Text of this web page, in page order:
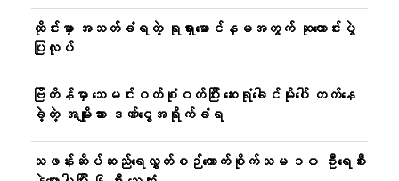
ထိုင်းမှာ အသတ်ခံရတဲ့ ရုရှားမောင်နှမအတွက် ဆုတောင်းပွဲ
ပြုလုပ်
ဗြိတိန်မှာ သေမင်းဝတ်စုံဝတ်ပြီး ဆေးရုံခေါင်မိုးပေါ် တက်နေ
ခဲ့တဲ့ အမျိုးသား ဒဏ်ငွေအရိုက်ခံရ
သဖန်းဆိပ်ဆည်ရေလွှတ်စဉ်ကောက်စိုက်သမ ၁၀ ဦးရေစီး